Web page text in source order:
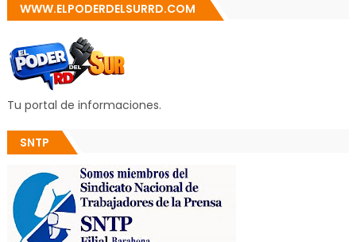
WWW.ELPODERDELSURRD.COM
Tu portal de informaciones.
SNTP